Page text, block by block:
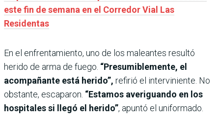
este fin de semana en el Corredor Vial Las
Residentas
En el enfrentamiento, uno de los maleantes resultó
herido de arma de fuego. “Presumiblemente, el
acompañante está herido”, refirió el interviniente. No
obstante, escaparon. “Estamos averiguando en los
hospitales si llegó el herido”, apuntó el uniformado.